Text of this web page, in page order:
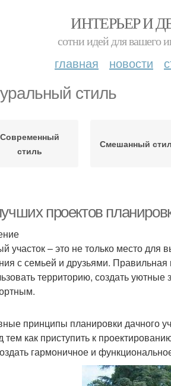
ИНТЕРЬЕР И
сотни идей для вашего
главная новости
стиль
Современный
стиль
Смешанный
проектов
участок – это не только место
с семьей и друзьями. Правильная
территорию, создать
принципы планировки дачного
тем как приступить к
гармоничное и